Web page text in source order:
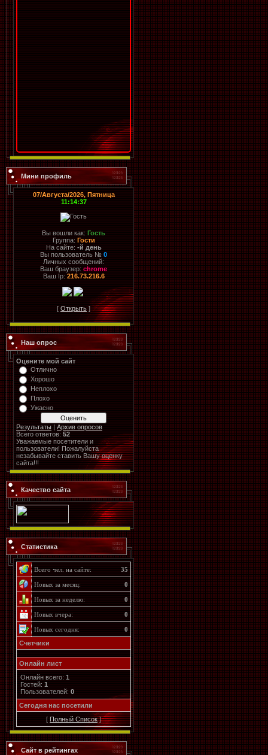
Мини профиль
07/Августа/2026, Пятница
11:14:37
Вы вошли как: Гость
Группа: Гости
На сайте: -й день
Вы пользователь № 0
Личных сообщений:
Ваш браузер: chrome
Ваш Ip:216.73.216.6
[ Открыть]
Наш опрос
Оцените мой сайт
Отлично
Хорошо
Неплохо
Плохо
Ужасно
Результаты
Архив опросов
Всего ответов: 52
Уважаемые посетители и
пользователи! Пожалуйста
незабывайте ставить Вашу оценку
сайта!!!
Качество сайта
Статистика
Всего чел. на сайте: 35
Новых за месяц: 0
Новых за неделю: 0
Новых вчера: 0
Новых сегодня:
0
Счетчики
Онлайн лист
Онлайн всего: 1
Гостей: 1
Пользователей: 0
Cегодня нас посетили
[ Полный Список]
Сайт в рейтингах